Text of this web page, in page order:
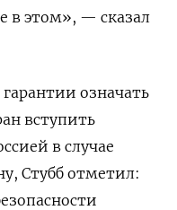
в этом», — сказал
означать
вступить
в случае
Стубб отметил: